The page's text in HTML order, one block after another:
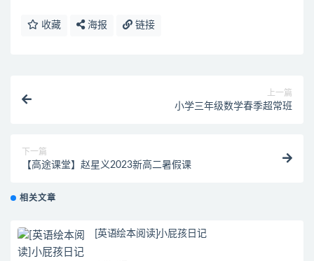
收藏 海报 链接
上一篇
小学三年级数学春季超常班
下一篇
【高途课堂】赵星义2023新高二暑假课
相关文章
[英语绘本阅读]小屁孩日记